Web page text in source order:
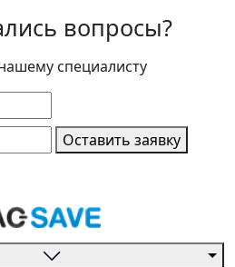
вопросы?
специалисту
Оставить заявку